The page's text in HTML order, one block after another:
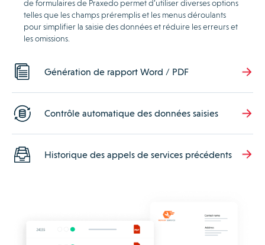
de formulaires de Praxedo permet d’utiliser diverses options
telles que les champs préremplis et les menus déroulants
pour simplifier la saisie des données et réduire les erreurs et
les omissions.
Génération de rapport Word / PDF
Contrôle automatique des données saisies
Historique des appels de services précédents